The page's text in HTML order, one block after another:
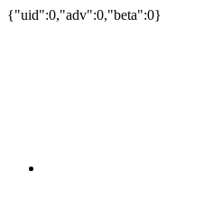
{"uid":0,"adv":0,"beta":0}